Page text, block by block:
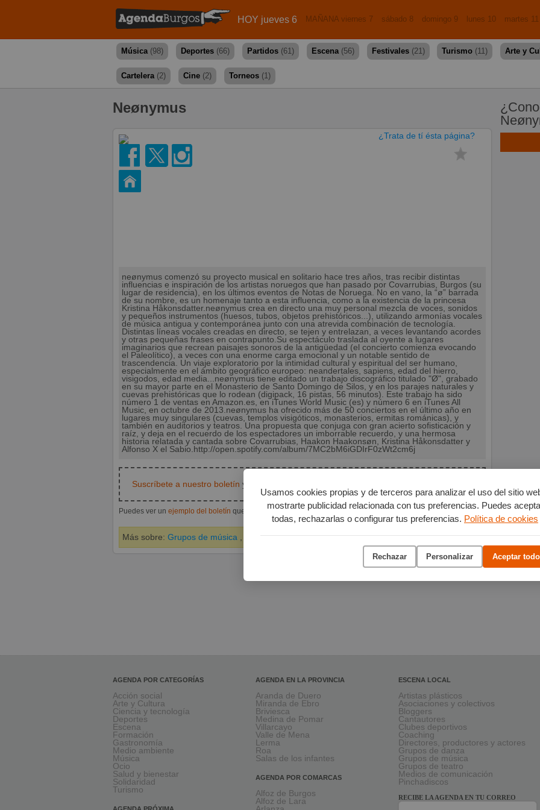
Usamos cookies propias y de terceros para analizar el uso del sitio
mostrarte publicidad relacionada con tus preferencias. Puedes
todas, rechazarlas o configurar tus preferencias. Política de cookies
Rechazar Personalizar Aceptar todo
HOY jueves 6 MAÑANA viernes 7 sábado 8 domingo 9 lunes 10 martes 11
Música (98) Deportes (66) Partidos (61) Escena (56) Festivales (21) Turismo (11) Arte y
Cartelera (2) Cine (2) Torneos (1)
Neønymus
¿Trata de tí ésta página?
neønymus comenzó su proyecto musical en solitario hace tres años, tras recibir distintas
influencias e inspiración de los artistas noruegos que han pasado por Covarrubias, Burgos (su
lugar de residencia), en los últimos eventos de Notas de Noruega. No en vano, la “ø” barrada
de su nombre, es un homenaje tanto a esta influencia, como a la existencia de la princesa
Kristina Håkonsdatter.neønymus crea en directo una muy personal mezcla de voces, sonidos
y pequeños instrumentos (huesos, tubos, objetos prehistóricos...), utilizando armonías vocales
de música antigua y contemporánea junto con una atrevida combinación de tecnología.
Distintas líneas vocales creadas en directo, se tejen y entrelazan, a veces levantando acordes
y otras pequeñas frases en contrapunto.Su espectáculo traslada al oyente a lugares
imaginarios que recrean paisajes sonoros de la antigüedad (el concierto comienza evocando
el Paleolítico), a veces con una enorme carga emocional y un notable sentido de
trascendencia. Un viaje exploratorio por la intimidad cultural y espiritual del ser humano,
especialmente en el ámbito geográfico europeo: neandertales, sapiens, edad del hierro,
visigodos, edad media...neønymus tiene editado un trabajo discográfico titulado "Ø", grabado
en su mayor parte en el Monasterio de Santo Domingo de Silos, y en los parajes naturales y
cuevas prehistóricas que lo rodean (digipack, 16 pistas, 56 minutos). Este trabajo ha sido
número 1 de ventas en Amazon.es, en iTunes World Music (es) y número 6 en iTunes All
Music, en octubre de 2013.neønymus ha ofrecido más de 50 conciertos en el último año en
lugares muy singulares (cuevas, templos visigóticos, monasterios, ermitas románicas), y
también en auditorios y teatros. Una propuesta que conjuga con gran acierto sofisticación y
raíz, y deja en el recuerdo de los espectadores un imborrable recuerdo, y una hermosa
historia relatada y cantada sobre Covarrubias, Haakon Haakonsøn, Kristina Håkonsdatter y
Alfonso X el Sabio.http://open.spotify.com/album/7MC2bM6iGDIrF0zWt2cm6j
Suscríbete a nuestro boletín y te avisaremos cuando tengamos nuevos eventos
Puedes ver un ejemplo del boletín que te enviaremos
Más sobre: Grupos de música , Folk,Música Antigua,Musica ancestral,Burgos
AGENDA POR CATEGORÍAS
Acción social
Arte y Cultura
Ciencia y tecnología
Deportes
Escena
Formación
Gastronomía
Medio ambiente
Música
Ocio
Salud y bienestar
Solidaridad
Turismo
AGENDA PRÓXIMA
AGENDA EN LA PROVINCIA
Aranda de Duero
Miranda de Ebro
Briviesca
Medina de Pomar
Villarcayo
Valle de Mena
Lerma
Roa
Salas de los infantes
AGENDA POR COMARCAS
Alfoz de Burgos
Alfoz de Lara
ESCENA LOCAL
Artistas plásticos
Asociaciones y colectivos
Bloggers
Cantautores
Clubes deportivos
Coaching
Directores, productores y actores
Grupos de danza
Grupos de música
Grupos de teatro
Medios de comunicación
Pinchadiscos
RECIBE LA AGENDA EN TU CORREO